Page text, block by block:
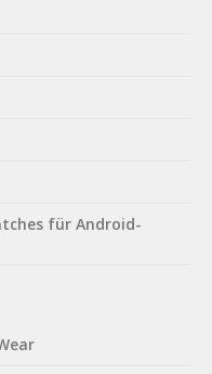
für Android-